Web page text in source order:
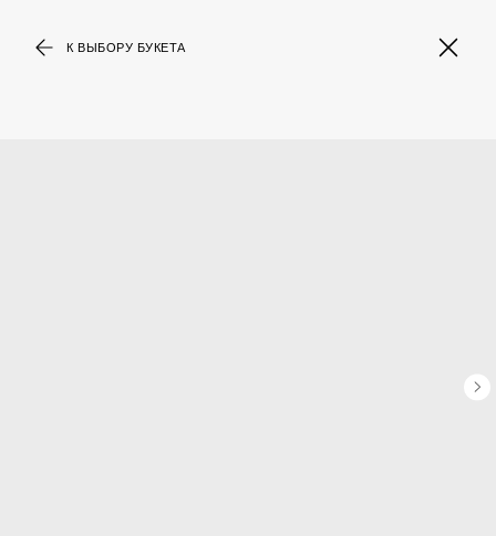
К ВЫБОРУ БУКЕТА